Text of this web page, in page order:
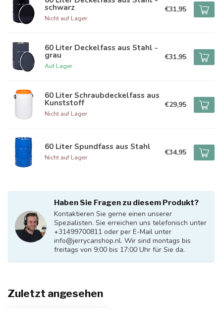
schwarz
Nicht auf Lager
€31,95
60 Liter Deckelfass aus Stahl -
grau
Auf Lager
€31,95
60 Liter Schraubdeckelfass aus
Kunststoff
Nicht auf Lager
€29,95
60 Liter Spundfass aus Stahl
Nicht auf Lager
€34,95
Haben Sie Fragen zu diesem Produkt?
Kontaktieren Sie gerne einen unserer
Spezialisten. Sie erreichen uns telefonisch unter
+31499700811 oder per E-Mail unter
info@jerrycanshop.nl. Wir sind montags bis
freitags von 9:00 bis 17:00 Uhr für Sie da.
Zuletzt angesehen